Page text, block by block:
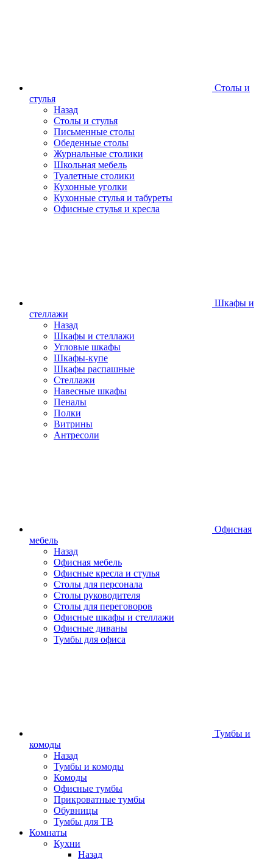
Столы и
стулья
Назад
Столы и стулья
Письменные столы
Обеденные столы
Журнальные столики
Школьная мебель
Туалетные столики
Кухонные уголки
Кухонные стулья и табуреты
Офисные стулья и кресла
Шкафы и
стеллажи
Назад
Шкафы и стеллажи
Угловые шкафы
Шкафы-купе
Шкафы распашные
Стеллажи
Навесные шкафы
Пеналы
Полки
Витрины
Антресоли
Офисная
мебель
Назад
Офисная мебель
Офисные кресла и стулья
Столы для персонала
Столы руководителя
Столы для переговоров
Офисные шкафы и стеллажи
Офисные диваны
Тумбы для офиса
Тумбы и
комоды
Назад
Тумбы и комоды
Комоды
Офисные тумбы
Прикроватные тумбы
Обувницы
Тумбы для ТВ
Комнаты
Кухни
Назад